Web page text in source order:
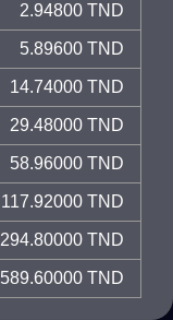
2.94800 TND
5.89600 TND
14.74000 TND
29.48000 TND
58.96000 TND
117.92000 TND
294.80000 TND
589.60000 TND